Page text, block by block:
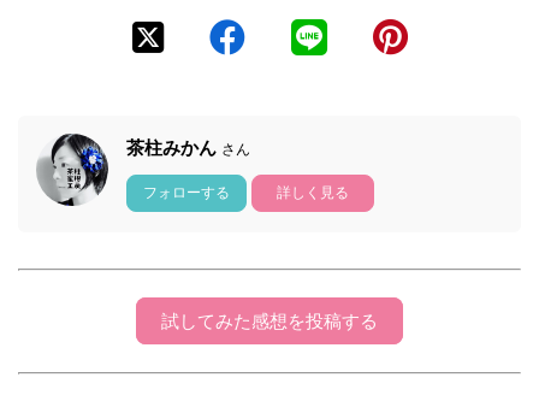
茶柱みかん さん
フォローする 詳しく見る
試してみた感想を投稿する